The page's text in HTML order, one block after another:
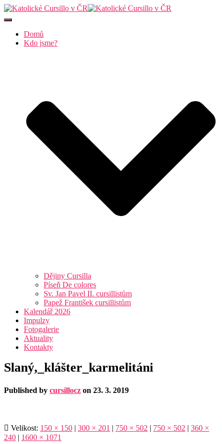
Přepnout
navigaciDomů
Kdo jsme?
Dějiny Cursilla
Píseň De colores
Sv. Jan Pavel II. cursillistům
Papež František cursillistům
Kalendář 2026
Impulzy
Fotogalerie
Aktuality
Kontakty
Slaný,_klášter_karmelitáni
Published by cursillocz on 23. 3. 2019
Velikost: 150 × 150 | 300 × 201 | 750 × 502 | 750 × 502 | 360 ×
240 | 1600 × 1071